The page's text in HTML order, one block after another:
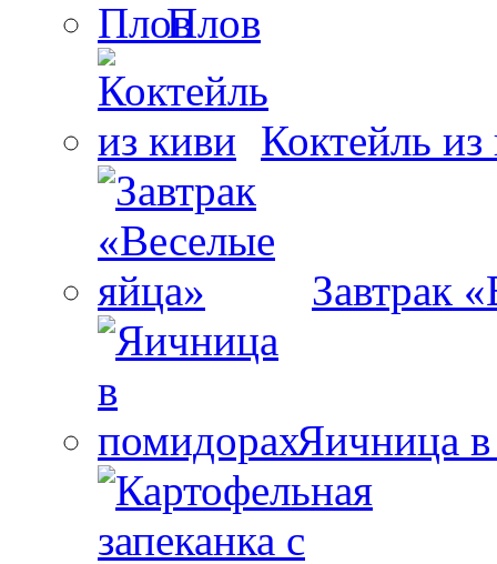
Плов
Коктейль из
Завтрак
Яичница